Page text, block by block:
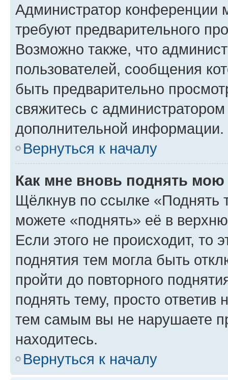
Администратор конференции
требуют предварительного
Возможно также, что
пользователей, сообщения
быть предварительно
свяжитесь с
дополнительной информации.
Вернуться к началу
Как мне вновь поднять мою
Щёлкнув по ссылке «Поднять
можете «поднять» её в
Если этого не происходит, то
поднятия тем могла быть
пройти до повторного
поднять тему, просто ответив
тем самым вы не нарушаете
находитесь.
Вернуться к началу